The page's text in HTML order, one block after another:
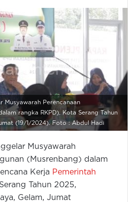
Musyawarah Perencanaan
rangka RKPD), Kota Serang Tahun
(19/1/2024). Foto : Abdul Hadi
Musyawarah
(Musrenbang) dalam
Kerja Pemerintah
Tahun 2025,
Gelam, Jumat